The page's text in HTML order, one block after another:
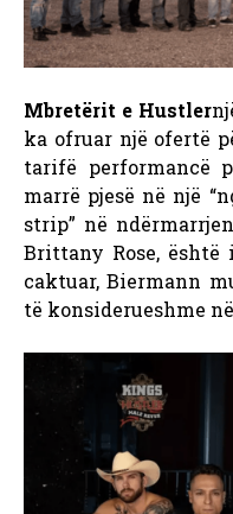
Mbretërit e Hustler
ka ofruar një ofertë
tarifë performancë
marrë pjesë në një
strip” në
Brittany Rose,
caktuar, Biermann
të konsiderueshme